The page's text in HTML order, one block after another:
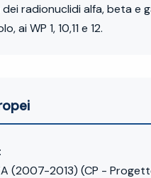
radionuclidi alfa, beta
WP 1, 10,11 e 12.
(2007-2013) (CP -